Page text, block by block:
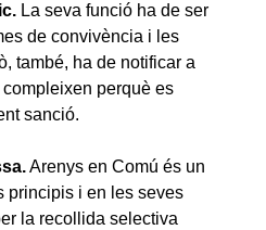
La seva funció ha de ser
de convivència i les
també, ha de notificar a
perquè es
sanció.
Arenys en Comú és un
principis i en les seves
la recollida selectiva